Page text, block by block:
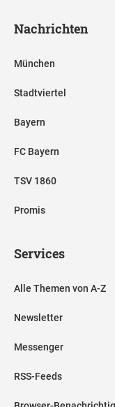
Nachrichten
München
Stadtviertel
Bayern
FC Bayern
TSV 1860
Promis
Services
Alle Themen von A-Z
Newsletter
Messenger
RSS-Feeds